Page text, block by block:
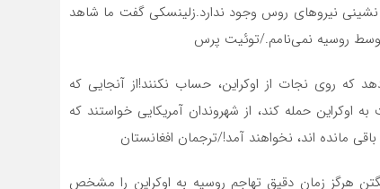
نیروهای روس وجود ندارد.زلینسکی گفت ما شاهد
روسیه نمی‌نامم./توئیت پرس
که روی نجات از اوکراین، حساب نکنند!از آنجایی که
حمله کند، از شهروندان آمریکایی خواستند که
مانده اند، نخواهند آمد!/ترجمان افغانستان
هرگز زمان دقیق تهاجم روسیه به اوکراین را مشخص